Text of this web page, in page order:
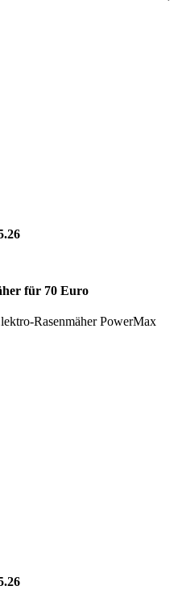
für 70 Euro
Rasenmäher PowerMax